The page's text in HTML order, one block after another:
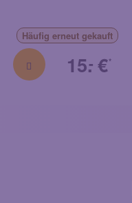
Häufig erneut gekauft
15.
- €*